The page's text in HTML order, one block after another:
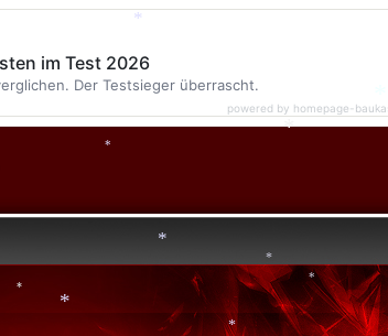
im Test 2026
Der Testsieger überrascht.
powered by homepage-
*
*
*
*
*